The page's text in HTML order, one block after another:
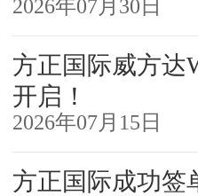
2026年07月30日
方正国际威方达
开启！
2026年07月15日
方正国际成功签